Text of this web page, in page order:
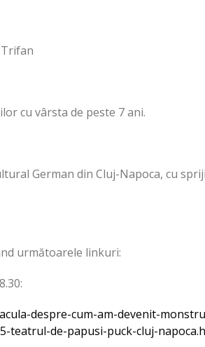
cu vârsta de peste 7 ani.
German din Cluj-Napoca, cu
următoarele linkuri:
despre-cum-am-devenit-
teatrul-de-papusi-puck-cluj-